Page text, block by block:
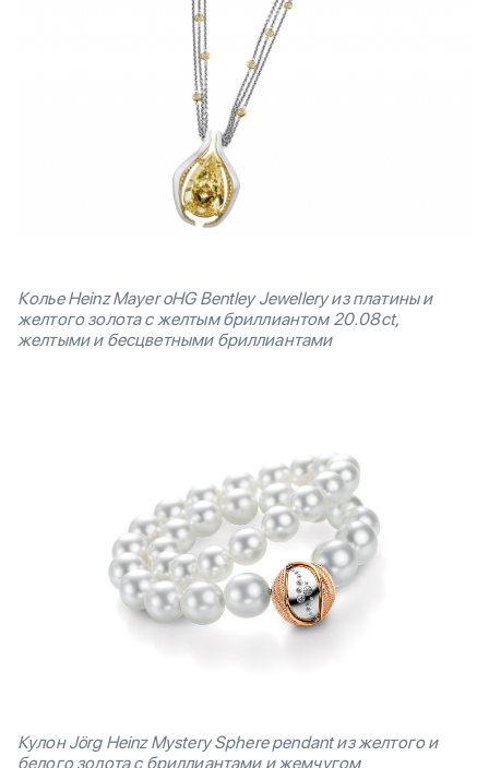
Колье Heinz Mayer oHG Bentley Jewellery из платины и
желтого золота с желтымбриллиантом 20.08ct,
желтыми и бесцветными бриллиантами
Кулон Jörg Heinz Mystery Sphere pendant из желтого и
белого золота с бриллиантами и жемчугом